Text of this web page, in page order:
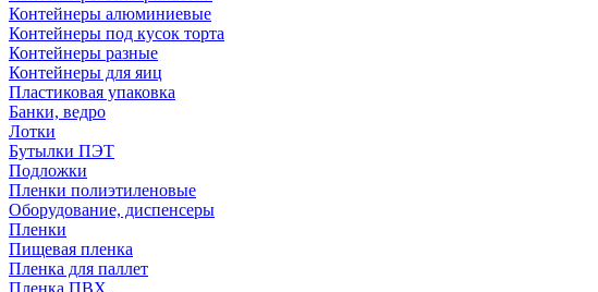
Контейнеры алюминиевые
Контейнеры под кусок торта
Контейнеры разные
Контейнеры для яиц
Пластиковая упаковка
Банки, ведро
Лотки
Бутылки ПЭТ
Подложки
Пленки полиэтиленовые
Оборудование, диспенсеры
Пленки
Пищевая пленка
Пленка для паллет
Пленка ПВХ